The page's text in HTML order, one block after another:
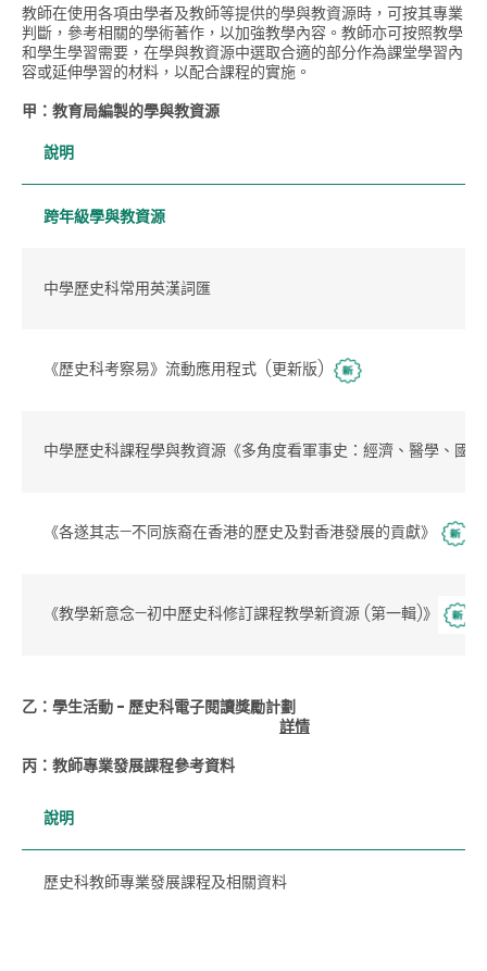
教師在使用各項由學者及教師等提供的學與教資源時，可按其專業
判斷，參考相關的學術著作，以加強教學內容。教師亦可按照教學
和學生學習需要，在學與教資源中選取合適的部分作為課堂學習內
容或延伸學習的材料，以配合課程的實施。
甲：教育局編製的學與教資源
說明
跨年級學與教資源
中學歷史科常用英漢詞匯
《歷史科考察易》流動應用程式 (更新版)
中學歷史科課程學與教資源《多角度看軍事史：經濟、醫學、國
《各遂其志—不同族裔在香港的歷史及對香港發展的貢獻》
《教學新意念—初中歷史科修訂課程教學新資源 (第一輯)》
乙：學生活動 - 歷史科電子閱讀獎勵計劃
詳情
丙：教師專業發展課程參考資料
說明
歷史科教師專業發展課程及相關資料